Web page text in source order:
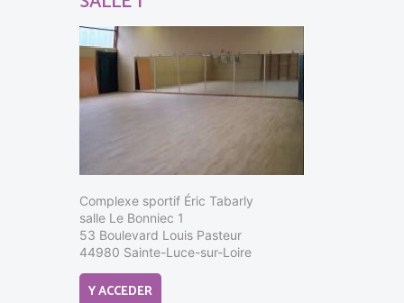
Complexe sportif Éric Tabarly
salle Le Bonniec 1
53 Boulevard Louis Pasteur
44980 Sainte-Luce-sur-Loire
Y ACCEDER